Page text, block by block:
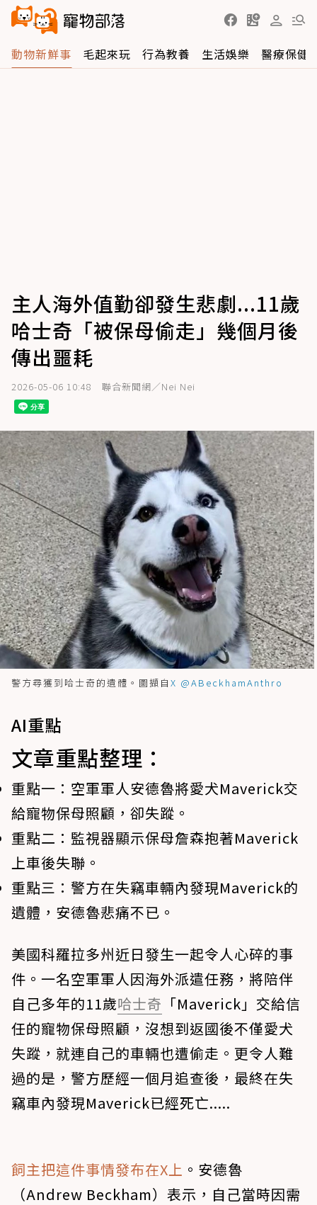
動物新鮮事 毛起來玩 行為教養 生活娛樂 醫療保健
主人海外值勤卻發生悲劇...11歲
哈士奇「被保母偷走」幾個月後
傳出噩耗
2026-05-06 10:48 聯合新聞網／Nei Nei
警方尋獲到哈士奇的遺體。圖擷自 X @ABeckhamAnthro
AI重點
文章重點整理：
重點一： 空軍軍人安德魯將愛犬Maverick交
給寵物保母照顧，卻失蹤。
重點二： 監視器顯示保母詹森抱著Maverick
上車後失聯。
重點三： 警方在失竊車輛內發現Maverick的
遺體，安德魯悲痛不已。
美國科羅拉多州近日發生一起令人心碎的事
件。一名空軍軍人因海外派遣任務，將陪伴
自己多年的11歲哈士奇 「Maverick」交給信
任的寵物保母照顧，沒想到返國後不僅愛犬
失蹤，就連自己的車輛也遭偷走。更令人難
過的是，警方歷經一個月追查後，最終在失
竊車內發現Maverick已經死亡.....
飼主把這件事情發布在X上 。安德魯
（Andrew Beckham）表示，自己當時因需